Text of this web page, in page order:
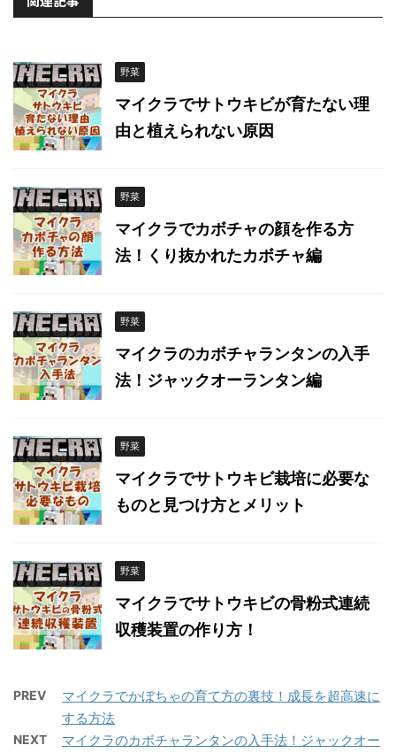
野菜
マイクラでサトウキビが育たない理
由と植えられない原因
野菜
マイクラでカボチャの顔を作る方
法！くり抜かれたカボチャ編
野菜
マイクラのカボチャランタンの入手
法！ジャックオーランタン編
野菜
マイクラでサトウキビ栽培に必要な
ものと見つけ方とメリット
野菜
マイクラでサトウキビの骨粉式連続
収穫装置の作り方！
PREV
マイクラでかぼちゃの育て方の裏技！成長を超高速に
する方法
NEXT
マイクラのカボチャランタンの入手法！ジャックオー